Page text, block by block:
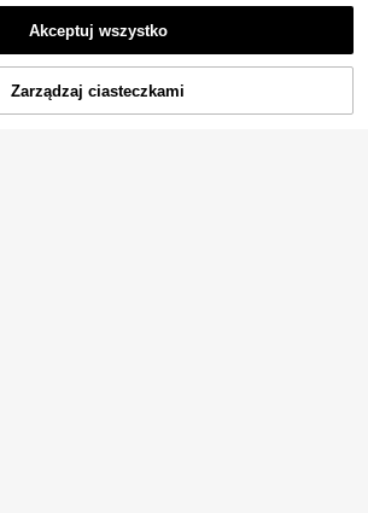
KUP TERAZ
Akceptuj wszystko
Zarządzaj ciasteczkami